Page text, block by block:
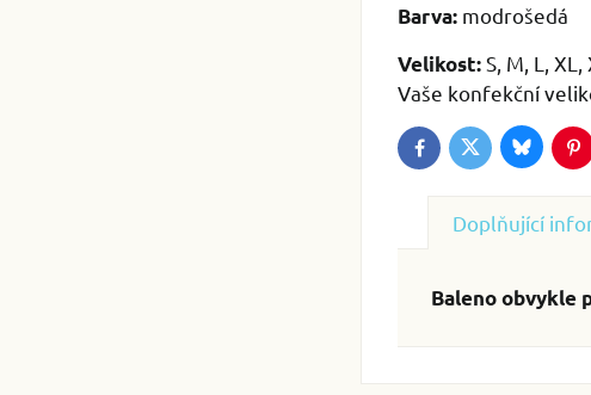
Barva: modrošedá
Velikost:S, M, L,
Vaše konfekční
FacebookTwitterBluesky
Doplňující
Baleno obvykle